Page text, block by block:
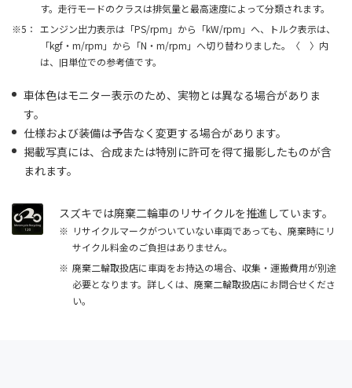
す。走行モードのクラスは排気量と最高速度によって分類されます。
エンジン出力表示は「PS/rpm」から「kW/rpm」へ、トルク表示は、
「kgf・m/rpm」から「N・m/rpm」へ切り替わりました。〈 〉内
は、旧単位での参考値です。
車体色はモニター表示のため、実物とは異なる場合がありま
す。
仕様および装備は予告なく変更する場合があります。
掲載写真には、合成または特別に許可を得て撮影したものが含
まれます。
スズキでは廃棄二輪車のリサイクルを推進しています。
リサイクルマークがついていない車両であっても、廃棄時にリ
サイクル料金のご負担はありません。
廃棄二輪取扱店に車両をお持込の場合、収集・運搬費用が別途
必要となります。詳しくは、廃棄二輪取扱店にお問合せくださ
い。